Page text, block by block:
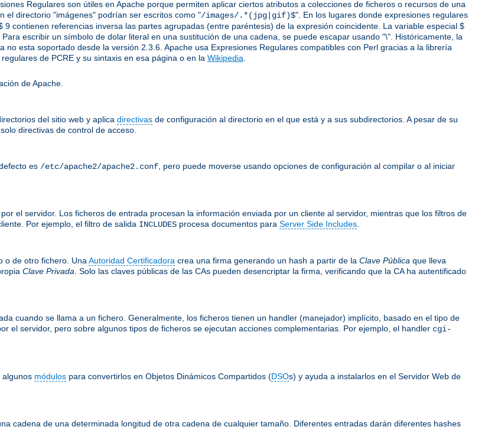
Regulares son útiles en Apache porque permiten aplicar ciertos atributos a colecciones de ficheros o recursos de una
el directorio "imágenes" podrían ser escritos como "/images/.*(jpg|gif)$". En los lugares donde expresiones regulares
contienen referencias inversa las partes agrupadas (entre paréntesis) de la expresión coincidente. La variable especial $
escribir un símbolo de dolar literal en una sustitución de una cadena, se puede escapar usando "\". Históricamente, la
esta soportado desde la versión 2.3.6. Apache usa Expresiones Regulares compatibles con Perl gracias a la librería
de PCRE y su sintaxis en esa página o en la Wikipedia
de Apache.
del sitio web y aplica directivas de configuración al directorio en el que está y a sus subdirectorios. A pesar de su
directivas de control de acceso.
es /etc/apache2/apache2.conf , pero puede moverse usando opciones de configuración al compilar o al iniciar
el servidor. Los ficheros de entrada procesan la información enviada por un cliente al servidor, mientras que los filtros de
Por ejemplo, el filtro de salida INCLUDES procesa documentos para Server Side Includes
o de otro fichero. Una Autoridad Certificadora crea una firma generando un hash a partir de la Clave Pública que lleva
Clave Privada . Solo las claves públicas de las CAs pueden desencriptar la firma, verificando que la CA ha autentificado
cuando se llama a un fichero. Generalmente, los ficheros tienen un handler (manejador) implícito, basado en el tipo de
el servidor, pero sobre algunos tipos de ficheros se ejecutan acciones complementarias. Por ejemplo, el handler cgi-
algunos módulos para convertirlos en Objetos Dinámicos Compartidos (DSOs) y ayuda a instalarlos en el Servidor Web de
cadena de una determinada longitud de otra cadena de cualquier tamaño. Diferentes entradas darán diferentes hashes